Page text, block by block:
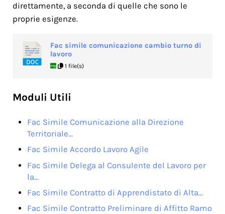
direttamente, a seconda di quelle che sono le
proprie esigenze.
Fac simile comunicazione cambio turno di
lavoro
1 file(s)
Moduli Utili
Fac Simile Comunicazione alla Direzione
Territoriale…
Fac Simile Accordo Lavoro Agile
Fac Simile Delega al Consulente del Lavoro per
la…
Fac Simile Contratto di Apprendistato di Alta…
Fac Simile Contratto Preliminare di Affitto Ramo